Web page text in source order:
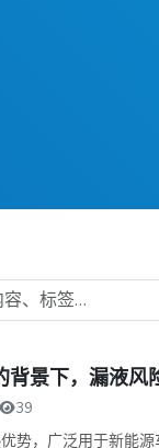
景下，漏液风
39
势，广泛用于新能